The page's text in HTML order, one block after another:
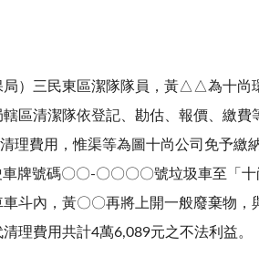
）三民東區潔隊隊員，黃△△為十
區清潔隊依登記、勘估、報價、繳
理費用，惟渠等為圖十尚公司免予
牌號碼〇〇-〇〇〇〇號垃圾車至「
斗內，黃〇〇再將上開一般廢棄物
理費用共計4萬6,089元之不法利益。